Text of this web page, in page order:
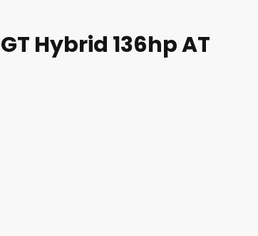
Hybrid 136hp AT